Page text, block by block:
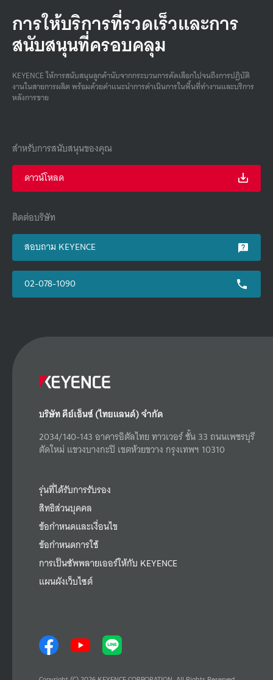
การให้บริการที่รวดเร็วและการ
สนับสนุนที่ครอบคลุม
KEYENCE ให้การสนับสนุนลูกค้านับจากกระบวนการคัดเลือกไปจนถึงการปฏิบัติ
งานในสายการผลิต พร้อมด้วยคําแนะนําการดําเนินการในพื้นที่ทํางานและบริการ
หลังการขาย
สำหรับการสนับสนุนของคุณ
ดาวน์โหลด
ติดต่อบริษัท
สอบถาม KEYENCE
02-078-1090
บริษัท คีย์เอ็นซ์ (ไทยแลนด์) จำกัด
2034/140-143 อาคารอิตัลไทย ทาวเวอร์ ชั้น 33 ถนนเพชรบุรี
ตัดใหม่ แขวงบางกะปิ เขตห้วยขวาง กรุงเทพฯ 10310
รุ่นที่ได้รับการรับรอง
สิทธิส่วนบุคคล
ข้อกำหนดและเงื่อนไข
ข้อกำหนดการใช้
การเป็นซัพพลายเออร์ให้กับ KEYENCE
แผนผังเว็บไซต์